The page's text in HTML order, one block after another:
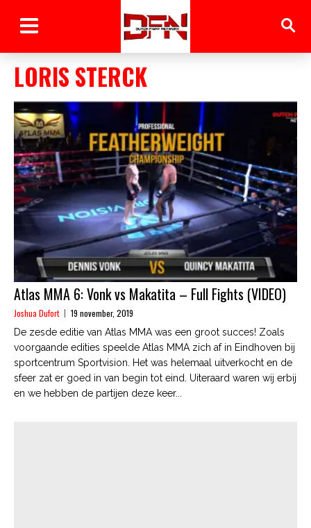
LORIS STERCK
Atlas MMA 6: Vonk vs Makatita – Full Fights (VIDEO)
Joshua Dufort 19 november, 2019
De zesde editie van Atlas MMA was een groot succes! Zoals
voorgaande edities speelde Atlas MMA zich af in Eindhoven bij
sportcentrum Sportvision. Het was helemaal uitverkocht en de
sfeer zat er goed in van begin tot eind. Uiteraard waren wij erbij
en we hebben de partijen deze keer...